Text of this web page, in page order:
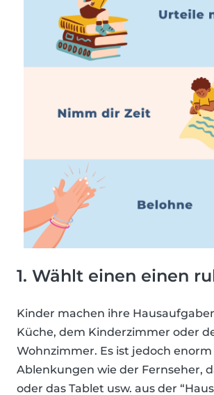
1. Wählt einen einen
Kinder machen ihre
Küche, dem Kinderzimmer oder
Wohnzimmer. Es ist jedoch
Ablenkungen wie der Fernseher,
oder das Tablet usw. aus der